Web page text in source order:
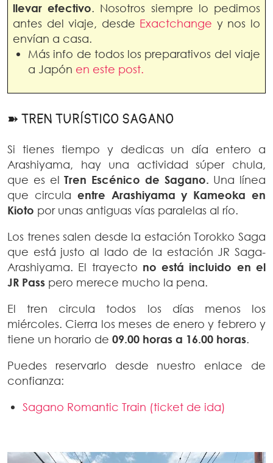
llevar efectivo. Nosotros siempre lo pedimos
antes del viaje, desde Exactchange y nos lo
envían a casa.
Más info de todos los preparativos del viaje
a Japón en este post.
➽ TREN TURÍSTICO SAGANO
Si tienes tiempo y dedicas un día entero a
Arashiyama, hay una actividad súper chula,
que es el Tren Escénico de Sagano. Una línea
que circula entre Arashiyama y Kameoka en
Kioto por unas antiguas vías paralelas al río.
Los trenes salen desde la estación Torokko Saga
que está justo al lado de la estación JR Saga-
Arashiyama. El trayecto no está incluido en el
JR Pass pero merece mucho la pena.
El tren circula todos los días menos los
miércoles. Cierra los meses de enero y febrero y
tiene un horario de 09.00 horas a 16.00 horas.
Puedes reservarlo desde nuestro enlace de
confianza:
Sagano Romantic Train (ticket de ida)